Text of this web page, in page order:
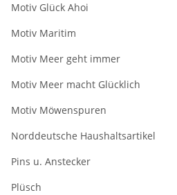
Motiv Glück Ahoi
Motiv Maritim
Motiv Meer geht immer
Motiv Meer macht Glücklich
Motiv Möwenspuren
Norddeutsche Haushaltsartikel
Pins u. Anstecker
Plüsch